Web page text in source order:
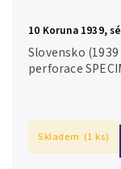
10 Koruna 1939,
Slovensko
perforace
Skladem (1 ks)